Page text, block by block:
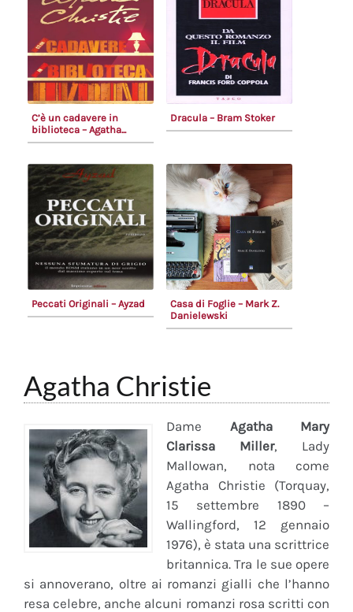
C’è un cadavere in
biblioteca – Agatha...
Dracula – Bram Stoker
Peccati Originali – Ayzad
Casa di Foglie – Mark Z.
Danielewski
Agatha Christie
Dame Agatha Mary
Clarissa Miller, Lady
Mallowan, nota come
Agatha Christie (Torquay,
15 settembre 1890 –
Wallingford, 12 gennaio
1976), è stata una scrittrice
britannica. Tra le sue opere
si annoverano, oltre ai romanzi gialli che l’hanno
resa celebre, anche alcuni romanzi rosa scritti con